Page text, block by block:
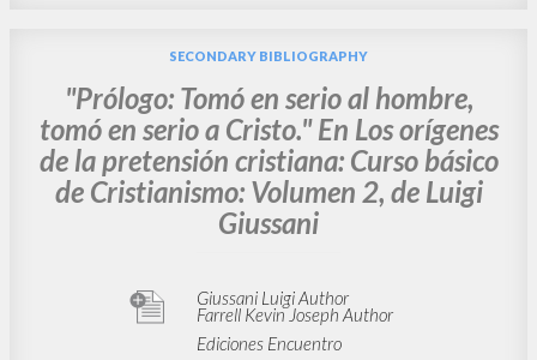
SECONDARY BIBLIOGRAPHY
"Prólogo: Tomó en serio al hombre,
tomó en serio a Cristo." En Los orígenes
de la pretensión cristiana: Curso básico
de Cristianismo: Volumen 2, de Luigi
Giussani
Giussani Luigi Author
Farrell Kevin Joseph Author
Ediciones Encuentro